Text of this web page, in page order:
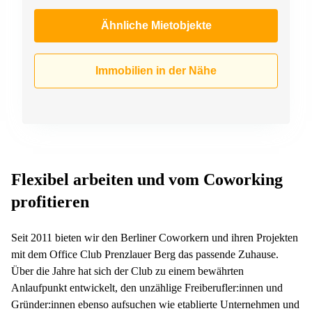
Ähnliche Mietobjekte
Immobilien in der Nähe
Flexibel arbeiten und vom Coworking
profitieren
Seit 2011 bieten wir den Berliner Coworkern und ihren Projekten
mit dem Office Club Prenzlauer Berg das passende Zuhause.
Über die Jahre hat sich der Club zu einem bewährten
Anlaufpunkt entwickelt, den unzählige Freiberufler:innen und
Gründer:innen ebenso aufsuchen wie etablierte Unternehmen und